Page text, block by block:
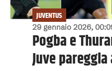
29 gennaio 2026,
JUVENTUS
Pogba e
Juve pareggia